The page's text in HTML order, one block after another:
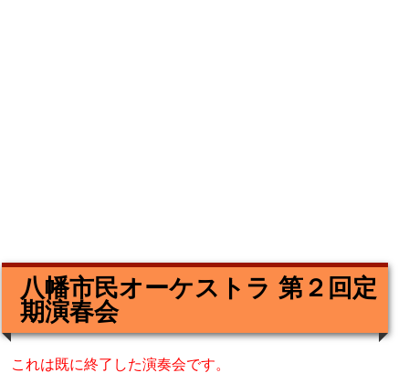
八幡市民オーケストラ 第２回定
期演春会
これは既に終了した演奏会です。